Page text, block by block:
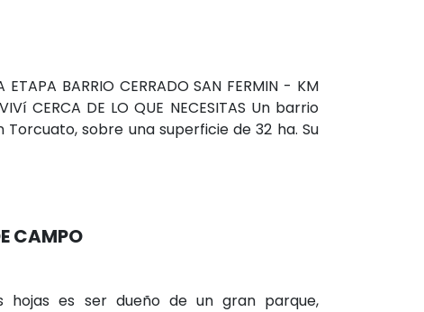
ETAPA BARRIO CERRADO SAN FERMIN - KM
CERCA DE LO QUE NECESITAS Un barrio
sobre una superficie de 32 ha. Su
CAMPO
hojas es ser dueño de un gran parque,